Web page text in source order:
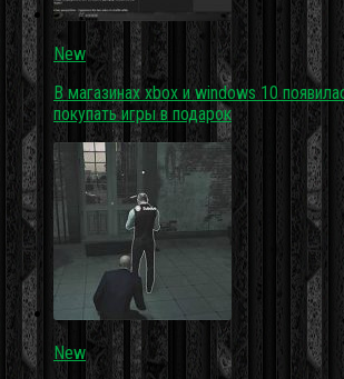
New
В магазинах xbox и windows 10
покупать игры в подарок
New